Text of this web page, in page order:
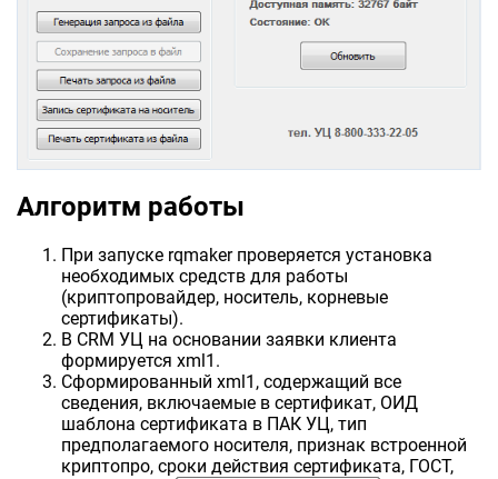
Алгоритм работы
При запуске rqmaker проверяется установка
необходимых средств для работы
(криптопровайдер, носитель, корневые
сертификаты).
В CRM УЦ на основании заявки клиента
формируется xml1.
Сформированный xml1, содержащий все
сведения, включаемые в сертификат, ОИД
шаблона сертификата в ПАК УЦ, тип
предполагаемого носителя, признак встроенной
криптопро, сроки действия сертификата, ГОСТ,